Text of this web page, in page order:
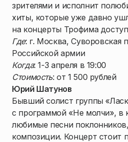
зрителями и исполнит
хиты, которые уже давно
на концерты Трофима
Где: г. Москва, Суворовская
Российской армии
Когда: 1-3 апреля в 19:00
Стоимость: от 1 500 рублей
Юрий Шатунов
Бывший солист группы
с программой «Не молчи», в
любимые песни
композиции. Концерт стоит